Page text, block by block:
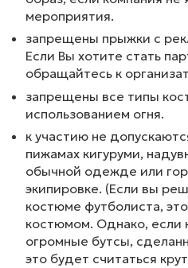
мероприятия.
запрещены прыжки с
Если Вы хотите стать
обращайтесь к
запрещены все типы
использованием огня.
к участию не
пижамах кигуруми,
обычной одежде или
экипировке. (Если вы
костюме футболиста,
костюмом. Однако, если
огромные бутсы,
это будет считаться